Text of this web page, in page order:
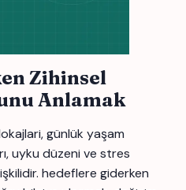
Zihinsel
Anlamak
günlük yaşam
uyku düzeni ve stres
hedeflere giderken